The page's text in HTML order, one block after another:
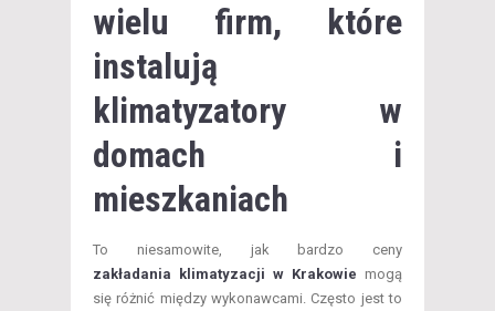
wielu firm, które
instalują
klimatyzatory w
domach i
mieszkaniach
To niesamowite, jak bardzo ceny
zakładania klimatyzacji w Krakowie mogą
się różnić między wykonawcami. Często jest to